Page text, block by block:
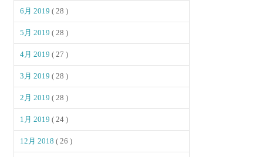
6月 2019( 28 )
5月 2019( 28 )
4月 2019( 27 )
3月 2019( 28 )
2月 2019( 28 )
1月 2019( 24 )
12月 2018( 26 )